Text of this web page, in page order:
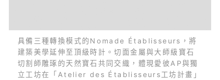
具備三種轉換模式的Nomade Établisseurs，將
建築美學延伸至頂級時計。切面金屬與大師級寶石
切割師雕琢的天然寶石共同交織，體現愛彼AP與獨
立工坊在「Atelier des Établisseurs工坊計畫」